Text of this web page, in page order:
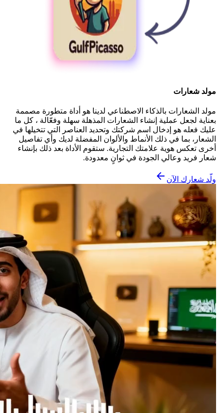
مولد شعارات
مولد الشعارات بالذكاء الاصطناعي لدينا هو أداة متطورة مصممة
بعناية لجعل عملية إنشاء الشعارات المذهلة سهلة وفعّالة ، كل ما
عليك فعله هو إدخال اسم شركتك وتحديد العناصر التي تتخيلها في
الشعار، بما في ذلك الأنماط والألوان المفضلة لديك وأي تفاصيل
أخرى تعكس هوية علامتك التجارية. ستقوم الأداة بعد ذلك بإنشاء
شعار فريد وعالي الجودة في ثوانٍ معدودة.
ولّد شعارك الآن